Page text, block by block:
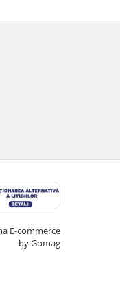
E-commerce
by Gomag